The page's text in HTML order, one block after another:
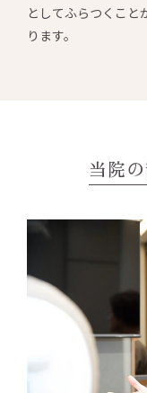
としてふらつくこと
ります。
当院